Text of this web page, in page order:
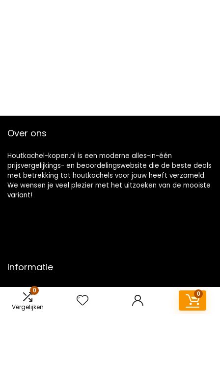
0
Vergelijken
0
Over ons
Houtkachel-kopen.nl is een moderne alles-in-één
prijsvergelijkings- en beoordelingswebsite die de beste deals
met betrekking tot houtkachels voor jouw heeft verzameld.
We wensen je veel plezier met het uitzoeken van de mooiste
variant!
Informatie
Contact
Klantenservice